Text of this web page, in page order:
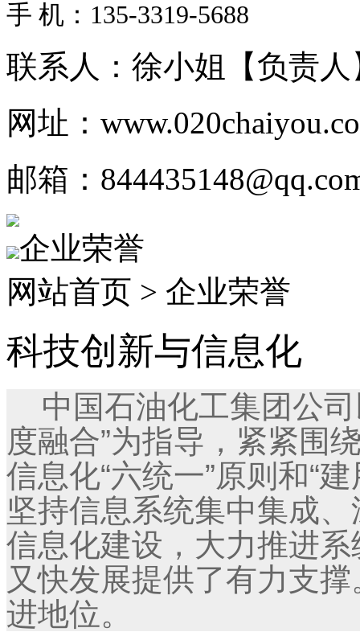
手 机：135-3319-5688
联系人：徐小姐【负责人
网址：
邮箱：
企业荣誉
网站首页 > 企业荣誉
科技创新与信息化
中国石油化工集团公司
度融合”为指导，紧紧围
信息化“六统一”原则和“
坚持信息系统集中集成
信息化建设，大力推进
又快发展提供了有力支
进地位。